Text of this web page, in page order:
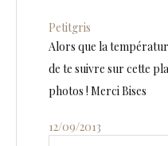
Petitgris
Alors que la
de te suivre sur cette
photos ! Merci Bises
12/09/2013